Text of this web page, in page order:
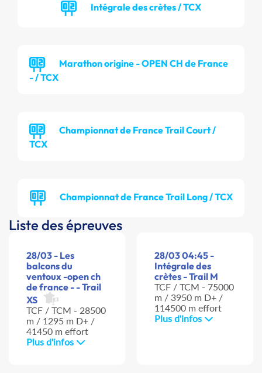
Intégrale des crètes / TCX
Marathon origine - OPEN CH de France
- / TCX
Championnat de France Trail Court /
TCX
Championnat de France Trail Long / TCX
Liste des épreuves
28/03 - Les
balcons du
ventoux -open ch
de france - - Trail
XS
TCF / TCM - 28500
m / 1295 m D+ /
41450 m effort
Plus d'infos
28/03 04:45 -
Intégrale des
crètes - Trail M
TCF / TCM - 75000
m / 3950 m D+ /
114500 m effort
Plus d'infos